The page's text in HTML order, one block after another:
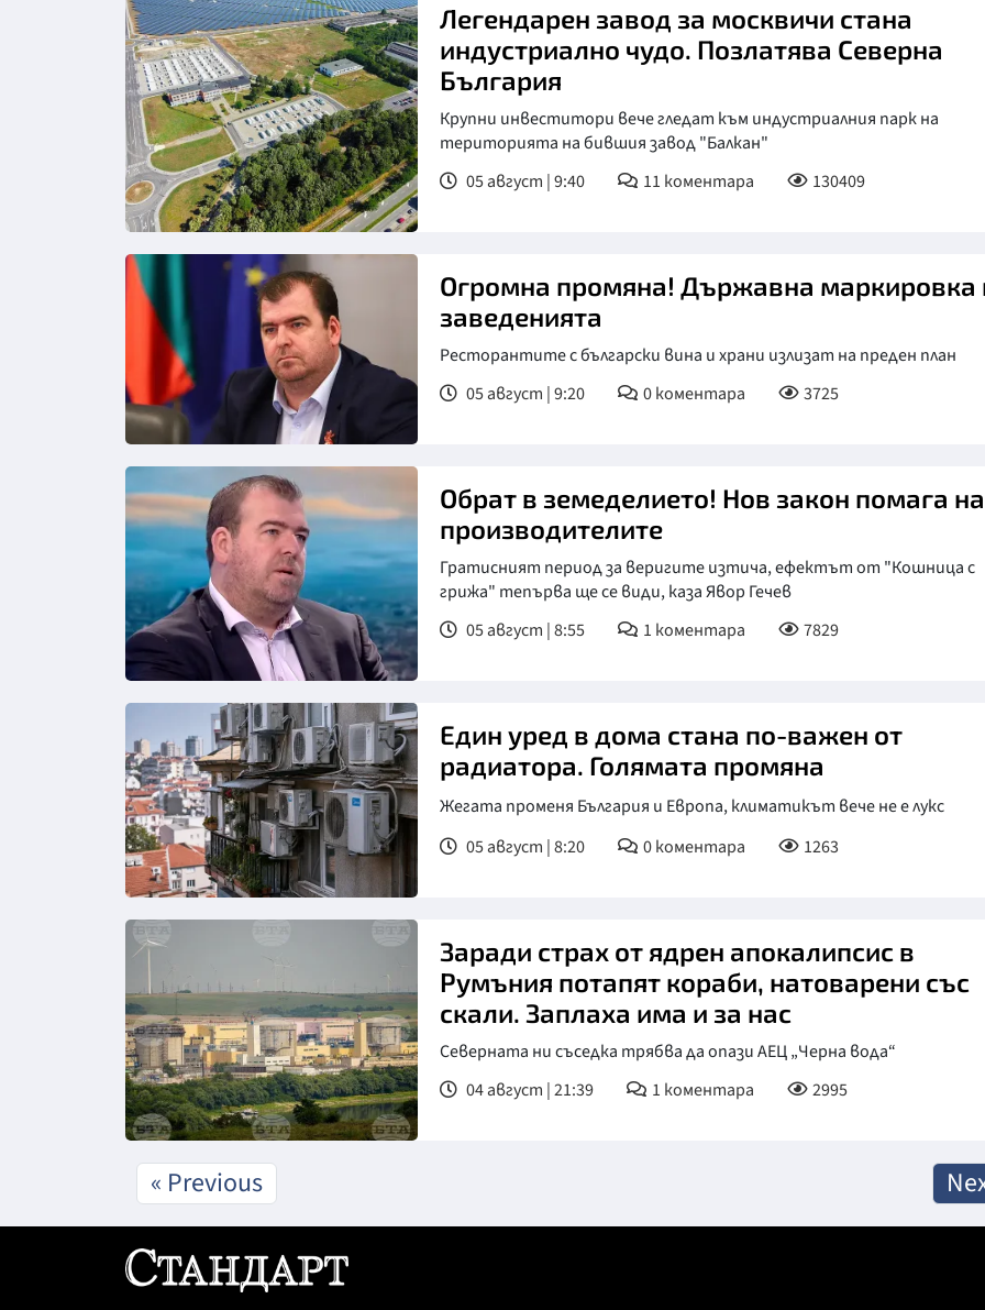
Легендарен завод за москвичи стана
индустриално чудо. Позлатява Северна
България
Крупни инвеститори вече гледат към индустриалния парк на
територията на бившия завод "Балкан"
05 август | 9:40
11 коментара 130409
Огромна промяна! Държавна маркировка
заведенията
Ресторантите с български вина и храни излизат на преден план
05 август | 9:20
0коментара 3725
Снимка: бТВ
Обрат в земеделието! Нов закон помага на
производителите
Гратисният период за веригите изтича, ефектът от "Кошница с
грижа" тепърва ще се види, каза Явор Гечев
05 август | 8:55
1 коментара 7829
Един уред в дома стана по-важен от
радиатора. Голямата промяна
Жегата променя България и Европа, климатикът вече не е лукс
05 август | 8:20
0коментара 1263
Заради страх от ядрен апокалипсис в
Румъния потапят кораби, натоварени със
скали. Заплаха има и за нас
Северната ни съседка трябва да опази АЕЦ „Черна вода“
04 август | 21:39
1 коментара 2995
« Previous